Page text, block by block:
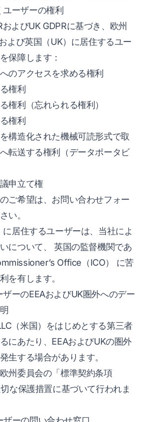
ーザーの権利
よびUK GDPRに基づき、欧州
よび英国（UK）に居住するユー
保障します：
のアクセスを求める権利
権利
権利（忘れられる権利）
権利
構造化された機械可読形式で取
転送する権利（データポータビ
申立て権
ご希望は、お問い合わせフォー
い。
に居住するユーザーは、当社によ
について、 英国の監督機関であ
Office（ICO） に苦
を有します。
ーのEEAおよびUK圏外へのデー
（米国）をはじめとする第三者
にあたり、EEAおよびUKの圏外
生する場合があります。
州委員会の「標準契約条項
切な保護措置に基づいて行われま